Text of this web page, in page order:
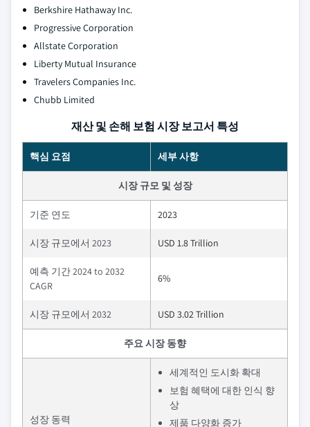
Berkshire Hathaway Inc.
Progressive Corporation
Allstate Corporation
Liberty Mutual Insurance
Travelers Companies Inc.
Chubb Limited
재산 및 손해 보험 시장 보고서 특성
핵심 요점 세부 사항
시장 규모 및 성장
기준 연도 2023
시장 규모에서 2023 USD 1.8 Trillion
예측 기간 2024 to 2032
CAGR
6%
시장 규모에서 2032 USD 3.02 Trillion
주요 시장 동향
성장 동력
세계적인 도시화 확대
보험 혜택에 대한 인식 향
상
제품 다양화 증가